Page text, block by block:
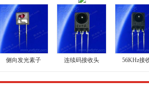
侧向发光素子 连续码接收头 56KHz接